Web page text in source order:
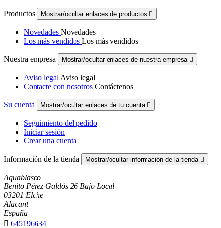
Productos Mostrar/ocultar enlaces de productos 
Novedades Novedades
Los más vendidos Los más vendidos
Nuestra empresa Mostrar/ocultar enlaces de nuestra empresa 
Aviso legal Aviso legal
Contacte con nosotros Contáctenos
Su cuenta Mostrar/ocultar enlaces de tu cuenta 
Seguimiento del pedido
Iniciar sesión
Crear una cuenta
Información de la tienda Mostrar/ocultar información de la tienda 
Aquablasco
Benito Pérez Galdós 26 Bajo Local
03201 Elche
Alacant
España
 645196634